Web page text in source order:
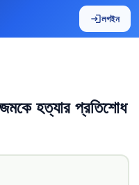
loginলগইন
হত্যার প্রতিশোধ